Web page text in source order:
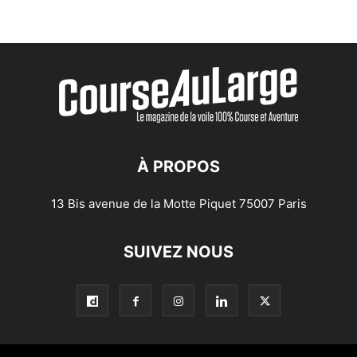
À PROPOS
13 Bis avenue de la Motte Piquet 75007 Paris
SUIVEZ NOUS